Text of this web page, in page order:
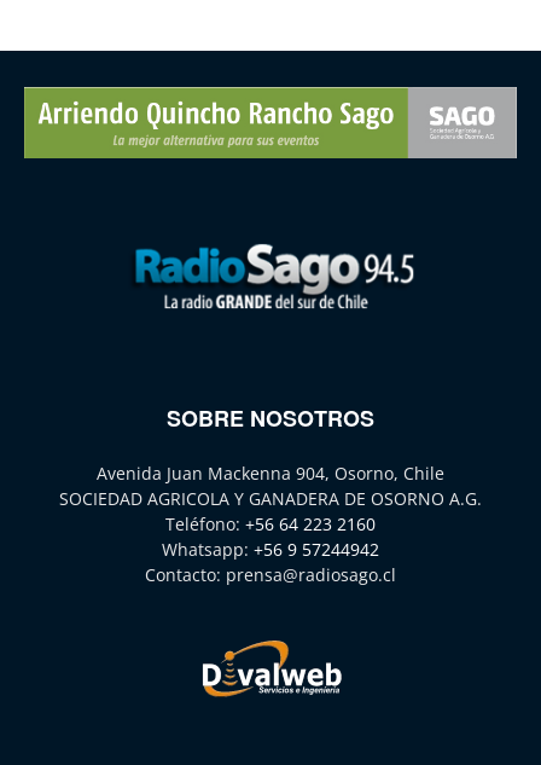
SOBRE NOSOTROS
Avenida Juan Mackenna 904, Osorno, Chile
SOCIEDAD AGRICOLA Y GANADERA DE OSORNO A.G.
Teléfono: +56 64 223 2160
Whatsapp: +56 9 57244942
Contacto: prensa@radiosago.cl